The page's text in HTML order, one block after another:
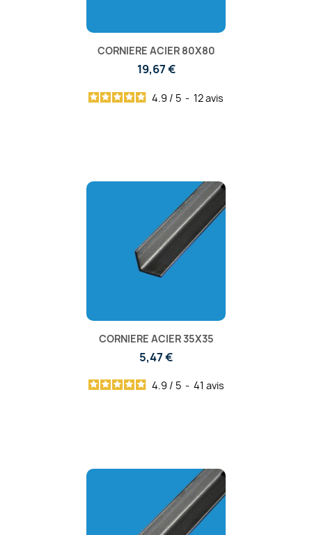
CORNIERE ACIER 80X80
19,67 €
4.9 / 5 - 12avis
CORNIERE ACIER 35X35
5,47 €
4.9 / 5 - 41 avis